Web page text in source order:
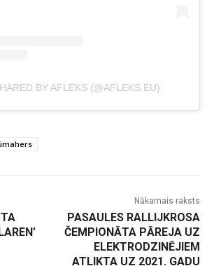
BY AFLEKS (@AFLEKS.EU)
Nākamais raksts
PASAULES RALLIJKROSA
ČEMPIONĀTA PĀREJA UZ
ELEKTRODZINĒJIEM
ATLIKTA UZ 2021. GADU